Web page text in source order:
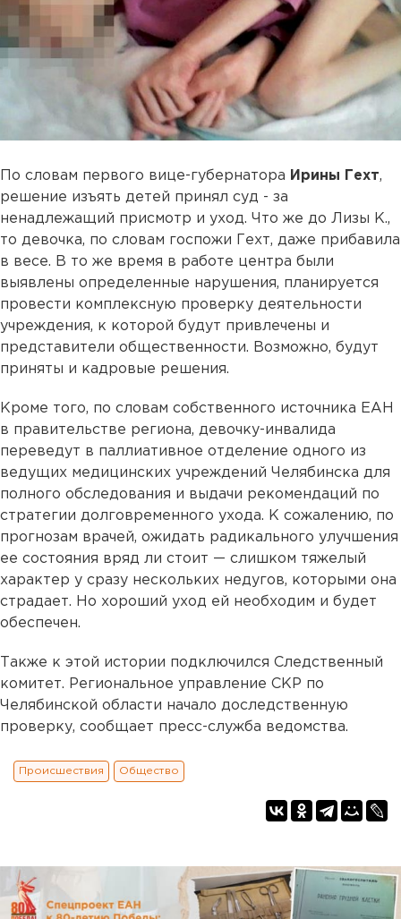
По словам первого вице-губернатора Ирины Гехт,
решение изъять детей принял суд - за
ненадлежащий присмотр и уход. Что же до Лизы К.,
то девочка, по словам госпожи Гехт, даже прибавила
в весе. В то же время в работе центра были
выявлены определенные нарушения, планируется
провести комплексную проверку деятельности
учреждения, к которой будут привлечены и
представители общественности. Возможно, будут
приняты и кадровые решения.
Кроме того, по словам собственного источника ЕАН
в правительстве региона, девочку-инвалида
переведут в паллиативное отделение одного из
ведущих медицинских учреждений Челябинска для
полного обследования и выдачи рекомендаций по
стратегии долговременного ухода. К сожалению, по
прогнозам врачей, ожидать радикального улучшения
ее состояния вряд ли стоит — слишком тяжелый
характер у сразу нескольких недугов, которыми она
страдает. Но хороший уход ей необходим и будет
обеспечен.
Также к этой истории подключился Следственный
комитет. Региональное управление СКР по
Челябинской области начало доследственную
проверку, сообщает пресс-служба ведомства.
Происшествия Общество